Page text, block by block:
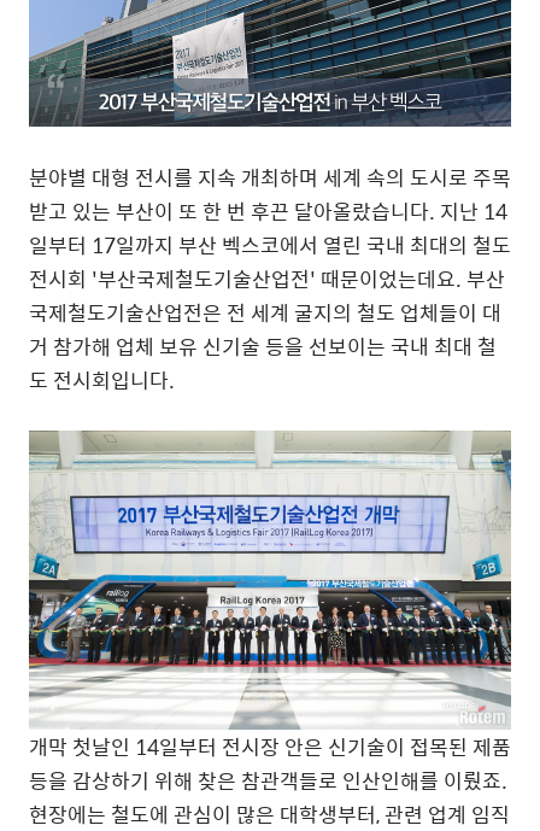
분야별 대형 전시를 지속 개최하며 세계 속의 도시로 주목
받고 있는 부산이 또 한 번 후끈 달아올랐습니다. 지난 14
일부터 17일까지 부산 벡스코에서 열린 국내 최대의 철도
전시회 '부산국제철도기술산업전' 때문이었는데요. 부산
국제철도기술산업전은 전 세계 굴지의 철도 업체들이 대
거 참가해 업체 보유 신기술 등을 선보이는 국내 최대 철
도 전시회입니다.
개막 첫날인 14일부터 전시장 안은 신기술이 접목된 제품
등을 감상하기 위해 찾은 참관객들로 인산인해를 이뤘죠.
현장에는 철도에 관심이 많은 대학생부터, 관련 업계 임직